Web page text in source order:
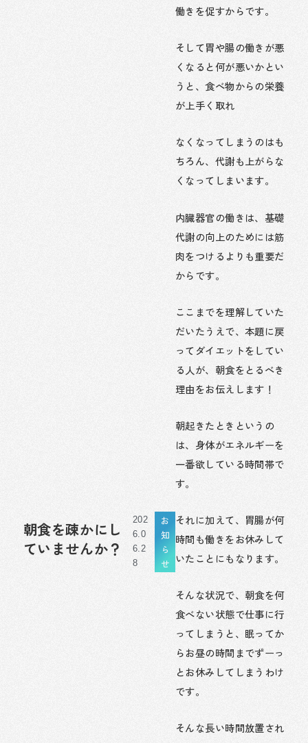
朝食を疎かにし
ていませんか？
202
6.0
6.2
8
お
知
ら
せ
働きを促すからです。
そして胃や腸の働きが悪
くなると何が悪いかとい
うと、食べ物からの栄養
が上手く取れ
なくなってしまうのはも
ちろん、代謝も上がらな
くなってしまいます。
内臓器官の働きは、基礎
代謝の向上のためには筋
肉をつけるよりも重要だ
からです。
ここまでを理解していた
だいたうえで、本題に戻
ってダイエットをしてい
る人が、朝食をとるべき
理由をお伝えします！
朝起きたときというの
は、身体がエネルギーを
一番欲している時間帯で
す。
それに加えて、胃腸が何
時間も働きをお休みして
いたことにもなります。
そんな状況で、朝食を何
食べない状態で仕事に行
ってしまうと、眠ってか
らお昼の時間までずーっ
とお休みしてしまうわけ
です。
そんな長い時間放置され